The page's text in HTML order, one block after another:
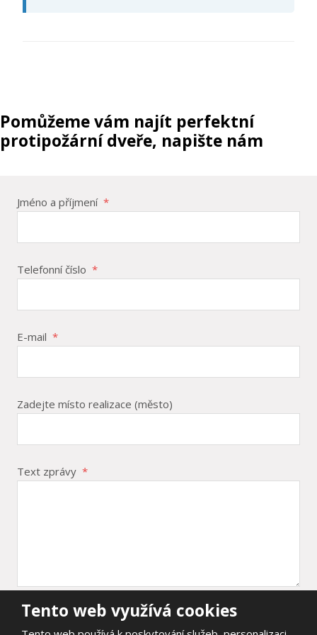
Pomůžeme vám najít perfektní
protipožární dveře, napište nám
Jméno a příjmení *
Telefonní číslo *
E-mail *
Zadejte místo realizace (město)
Text zprávy *
Položky označené hvězdičkou ( *) jsou povinné.
Tento web využívá cookies